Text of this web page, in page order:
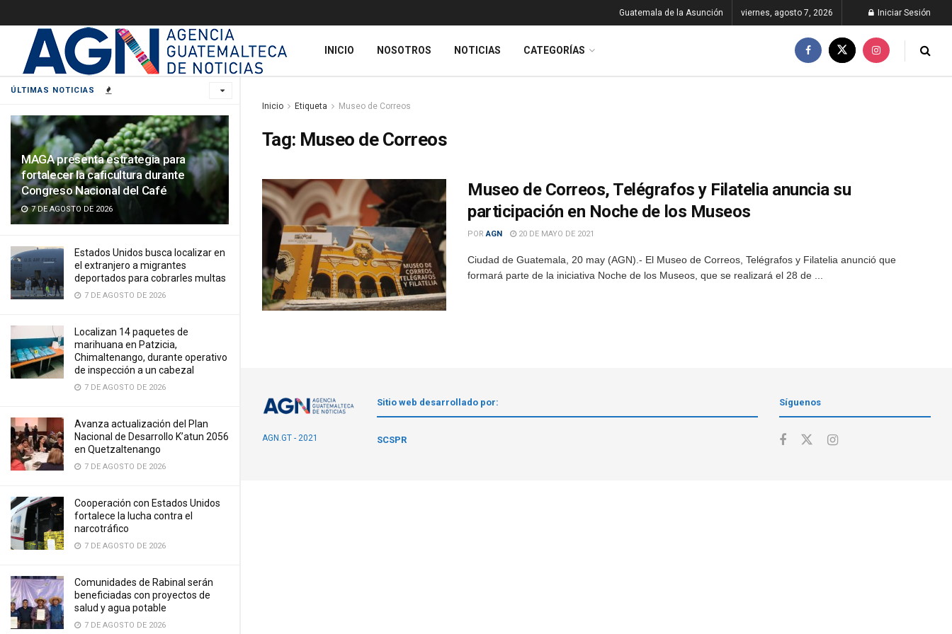
ÚLTIMAS NOTICIAS
MAGA presenta estrategia para
fortalecer la caficultura durante
Congreso Nacional del Café
7 DE AGOSTO DE 2026
Estados Unidos busca localizar en
el extranjero a migrantes
deportados para cobrarles multas
7 DE AGOSTO DE 2026
Localizan 14 paquetes de
marihuana en Patzicia,
Chimaltenango, durante operativo
de inspección a un cabezal
7 DE AGOSTO DE 2026
Avanza actualización del Plan
Nacional de Desarrollo K’atun 2056
en Quetzaltenango
7 DE AGOSTO DE 2026
Cooperación con Estados Unidos
fortalece la lucha contra el
narcotráfico
7 DE AGOSTO DE 2026
Comunidades de Rabinal serán
beneficiadas con proyectos de
salud y agua potable
7 DE AGOSTO DE 2026
Guatemala de la Asunción viernes, agosto 7, 2026 Iniciar Sesión
INICIO NOSOTROS NOTICIAS CATEGORÍAS
Inicio Etiqueta Museo de Correos
Tag: Museo de Correos
Museo de Correos, Telégrafos y Filatelia anuncia su
participación en Noche de los Museos
POR AGN 20 DE MAYO DE 2021
Ciudad de Guatemala, 20 may (AGN).- El Museo de Correos, Telégrafos y Filatelia anunció que
formará parte de la iniciativa Noche de los Museos, que se realizará el 28 de ...
AGN.GT - 2021
Sitio web desarrollado por:
SCSPR
Síguenos